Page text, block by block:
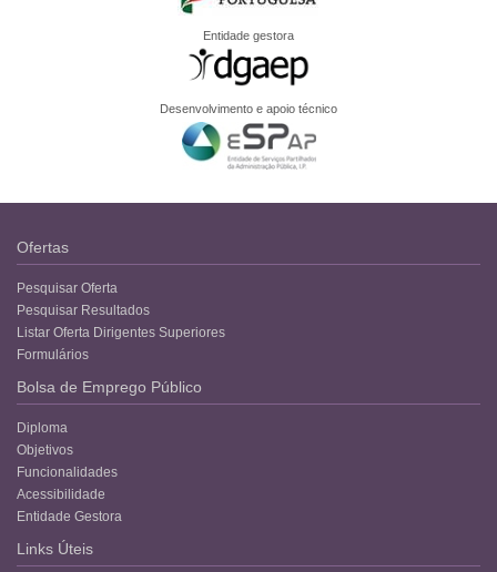
Entidade gestora
Desenvolvimento e apoio técnico
Ofertas
Pesquisar Oferta
Pesquisar Resultados
Listar Oferta Dirigentes Superiores
Formulários
Bolsa de Emprego Público
Diploma
Objetivos
Funcionalidades
Acessibilidade
Entidade Gestora
Links Úteis